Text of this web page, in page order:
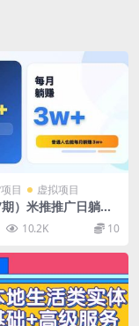
目 虚拟项目
期）米推推广日躺赚1
人也能每月躺赚3w+
10.2K 10